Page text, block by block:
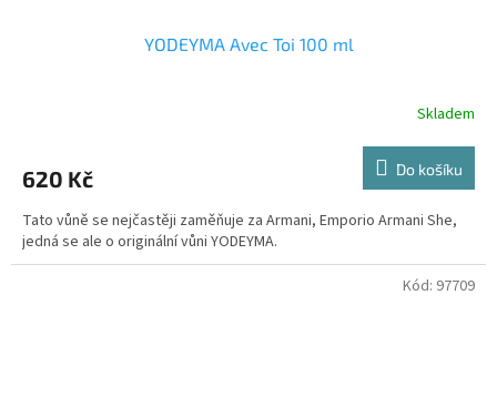
YODEYMA Avec Toi 100 ml
Skladem
620 Kč Do košíku
Tato vůně se nejčastěji zaměňuje za Armani, Emporio Armani She,
jedná se ale o originální vůni YODEYMA.
Kód: 97709